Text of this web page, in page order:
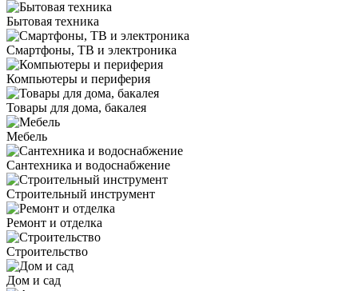
Бытовая техника
Смартфоны, ТВ и электроника
Компьютеры и периферия
Товары для дома, бакалея
Мебель
Сантехника и водоснабжение
Строительный инструмент
Ремонт и отделка
Строительство
Дом и сад